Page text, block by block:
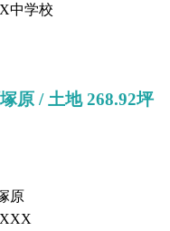
中学校
原 / 土地 268.92坪
原